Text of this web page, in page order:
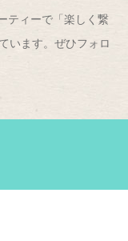
ティーで「楽しく繋
います。ぜひフォロ